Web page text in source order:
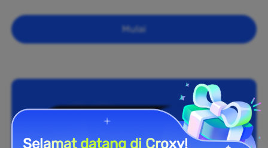
Mulai
Selamat datang di Croxy!